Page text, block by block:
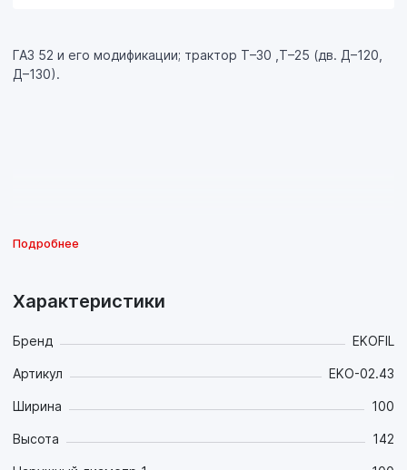
ГАЗ 52 и его модификации; трактор Т–30 ,Т–25 (дв. Д–120,
Д–130).
Подробнее
Характеристики
Бренд EKOFIL
Артикул EKO-02.43
Ширина 100
Высота 142